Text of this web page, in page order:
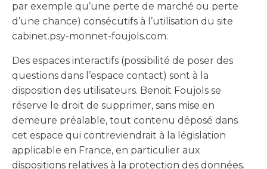
par exemple qu’une perte de marché ou perte
d’une chance) consécutifs à l’utilisation du site
cabinet.psy-monnet-foujols.com.
Des espaces interactifs (possibilité de poser des
questions dans l’espace contact) sont à la
disposition des utilisateurs. Benoit Foujols se
réserve le droit de supprimer, sans mise en
demeure préalable, tout contenu déposé dans
cet espace qui contreviendrait à la législation
applicable en France, en particulier aux
dispositions relatives à la protection des données.